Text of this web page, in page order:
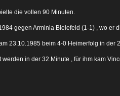
die vollen 90 Minuten.
gegen Arminia Bielefeld (1-1) , wo er
23.10.1985 beim 4-0 Heimerfolg in
werden in der 32.Minute , für ihm kam